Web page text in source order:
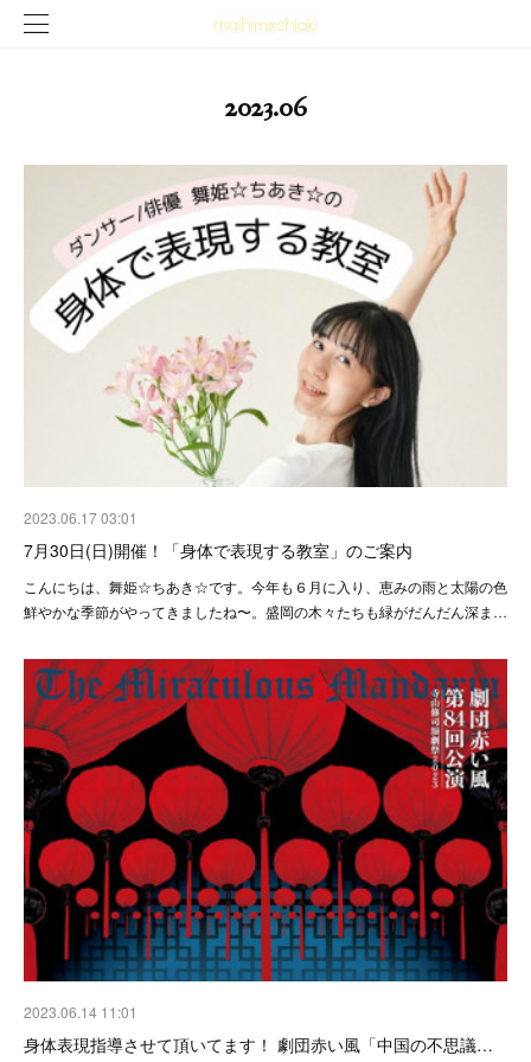
2023.06
2023.06.17 03:01
7月30日(日)開催！「身体で表現する教室」のご案内
こんにちは、舞姫☆ちあき☆です。今年も６月に入り、恵みの雨と太陽の色
鮮やかな季節がやってきましたね〜。盛岡の木々たちも緑がだんだん深ま…
2023.06.14 11:01
身体表現指導させて頂いてます！ 劇団赤い風「中国の不思議…